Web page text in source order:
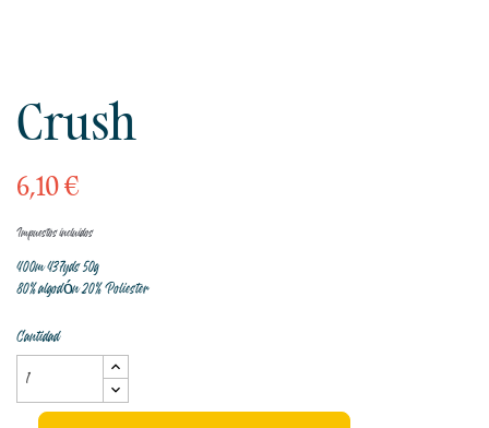
Crush
6,10 €
Impuestos incluidos
400m 437yds 50g
80% algodón 20% Poliester
Cantidad